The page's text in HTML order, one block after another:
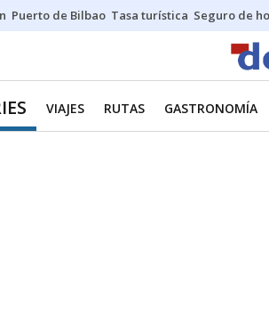
Puerto de Bilbao Tasa turística Seguro de
VIAJES RUTAS GASTRONOMÍA